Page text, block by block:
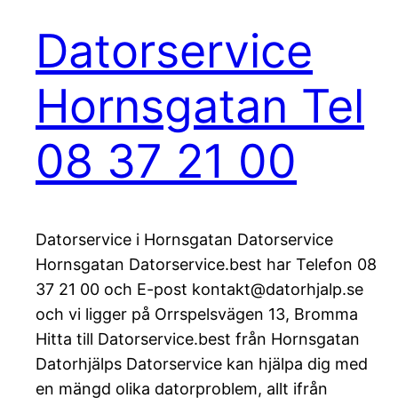
Datorservice
Hornsgatan Tel
08 37 21 00
Datorservice i Hornsgatan Datorservice
Hornsgatan Datorservice.best har Telefon 08
37 21 00 och E-post kontakt@datorhjalp.se
och vi ligger på Orrspelsvägen 13, Bromma
Hitta till Datorservice.best från Hornsgatan
Datorhjälps Datorservice kan hjälpa dig med
en mängd olika datorproblem, allt ifrån